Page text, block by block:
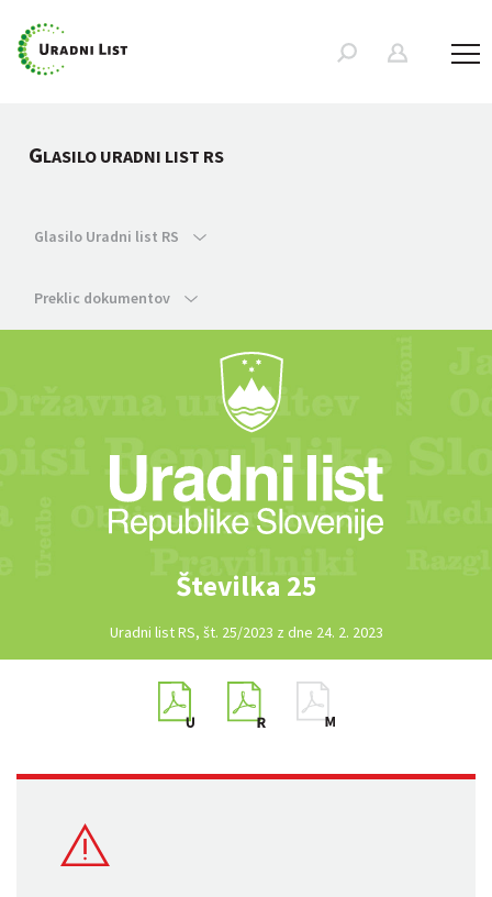
GLASILO URADNI LIST RS
Glasilo Uradni list RS
Preklic dokumentov
Številka 25
Uradni list RS, št. 25/2023 z dne 24. 2. 2023